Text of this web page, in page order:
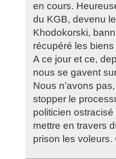
en cours.
du KGB, devenu
Khodokorski,
récupéré les biens
A ce jour et ce,
nous se gavent
Nous n’avons
stopper le
politicien
mettre en travers
prison les voleurs.